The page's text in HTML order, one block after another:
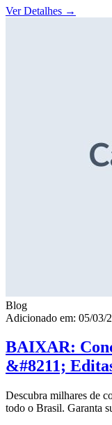
Ver Detalhes →
Blog
Adicionado em: 05/03/
BAIXAR:
&#8211;
Descubra milhares de
todo o Brasil. Garanta